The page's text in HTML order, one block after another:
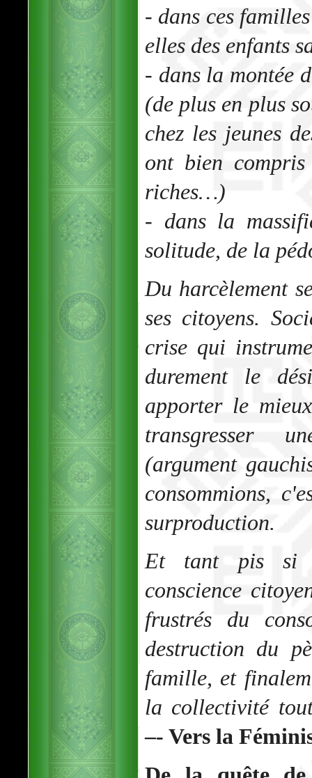
- dans ces
elles des enfants
- dans la montée
(de plus en plus
chez les jeunes
ont bien
riches…)
- dans la
solitude, de la
Du harcèlement
ses citoyens.
crise qui
durement le
apporter le
transgresser
(argument
consommions,
surproduction.
Et tant pis si
conscience
frustrés du
destruction du
famille, et
la collectivité
–- Vers la